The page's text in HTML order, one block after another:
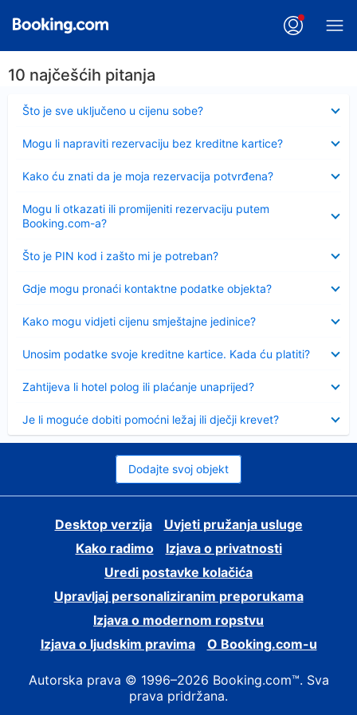
10 najčešćih pitanja
Što je sve uključeno u cijenu sobe?
Sažeto
Mogu li napraviti rezervaciju bez kreditne kartice?
Kako ću znati da je moja rezervacija potvrđena?
Mogu li otkazati ili promijeniti rezervaciju putem
Booking.com-a?
Što je PIN kod i zašto mi je potreban?
Sažeto
Gdje mogu pronaći kontaktne podatke objekta?
Kako mogu vidjeti cijenu smještajne jedinice?
Unosim podatke svoje kreditne kartice. Kada ću platiti?
Zahtijeva li hotel polog ili plaćanje unaprijed?
Je li moguće dobiti pomoćni ležaj ili dječji krevet?
Dodajte svoj objekt
Desktop verzija
Uvjeti pružanja usluge
Kako radimo
Izjava o privatnosti
Uredi postavke kolačića
Upravljaj personaliziranim preporukama
Izjava o modernom ropstvu
Izjava o ljudskim pravima
O Booking.com-u
Autorska prava © 1996–2026 Booking.com™. Sva
prava pridržana.